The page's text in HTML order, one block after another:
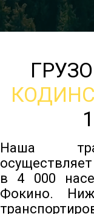
Наша
в 4 000
Фокино.